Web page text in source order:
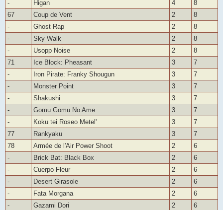
-
Higan 4
8
67
Coup de Vent 2
8
-
Ghost Rap 2
8
-
Sky Walk 2
8
-
Usopp Noise 2
8
71
Ice Block: Pheasant 3
7
-
Iron Pirate: Franky Shougun 3
7
-
Monster Point 3
7
-
Shakushi 3
7
-
Gomu Gomu No Ame 3
7
-
Koku tei Roseo Metel' 3
7
77
Rankyaku 3
7
78
Armée de l'Air Power Shoot 2
6
-
Brick Bat: Black Box 2
6
-
Cuerpo Fleur 2
6
-
Desert Girasole 2
6
-
Fata Morgana 2
6
-
Gazami Dori 2
6